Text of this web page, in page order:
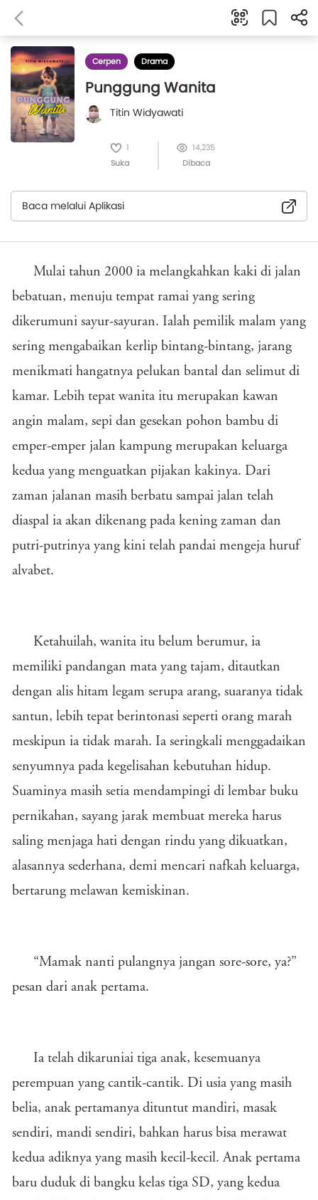
Cerpen Drama
Punggung Wanita
Titin Widyawati
1
Suka
14,235
Dibaca
Baca melalui Aplikasi
Mulai tahun 2000 ia melangkahkan kaki di jalan
bebatuan, menuju tempat ramai yang sering
dikerumuni sayur-sayuran. Ialah pemilik malam yang
sering mengabaikan kerlip bintang-bintang, jarang
menikmati hangatnya pelukan bantal dan selimut di
kamar. Lebih tepat wanita itu merupakan kawan
angin malam, sepi dan gesekan pohon bambu di
emper-emper jalan kampung merupakan keluarga
kedua yang menguatkan pijakan kakinya. Dari
zaman jalanan masih berbatu sampai jalan telah
diaspal ia akan dikenang pada kening zaman dan
putri-putrinya yang kini telah pandai mengeja huruf
alvabet.
Ketahuilah, wanita itu belum berumur, ia
memiliki pandangan mata yang tajam, ditautkan
dengan alis hitam legam serupa arang, suaranya tidak
santun, lebih tepat berintonasi seperti orang marah
meskipun ia tidak marah. Ia seringkali menggadaikan
senyumnya pada kegelisahan kebutuhan hidup.
Suaminya masih setia mendampingi di lembar buku
pernikahan, sayang jarak membuat mereka harus
saling menjaga hati dengan rindu yang dikuatkan,
alasannya sederhana, demi mencari nafkah keluarga,
bertarung melawan kemiskinan.
“Mamak nanti pulangnya jangan sore-sore, ya?”
pesan dari anak pertama.
Ia telah dikaruniai tiga anak, kesemuanya
perempuan yang cantik-cantik. Di usia yang masih
belia, anak pertamanya dituntut mandiri, masak
sendiri, mandi sendiri, bahkan harus bisa merawat
kedua adiknya yang masih kecil-kecil. Anak pertama
baru duduk di bangku kelas tiga SD, yang kedua